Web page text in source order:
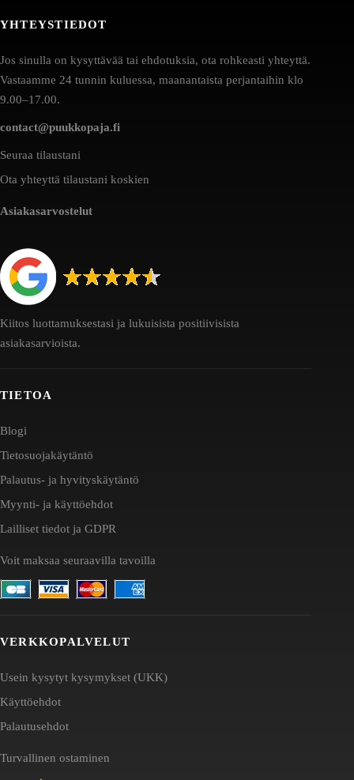
YHTEYSTIEDOT
Jos sinulla on kysyttävää tai ehdotuksia, ota rohkeasti yhteyttä.
Vastaamme 24 tunnin kuluessa, maanantaista perjantaihin klo
9.00–17.00.
contact@puukkopaja.fi
Seuraa tilaustani
Ota yhteyttä tilaustani koskien
Asiakasarvostelut
Kiitos luottamuksestasi ja lukuisista positiivisista
asiakasarvioista.
TIETOA
Blogi
Tietosuojakäytäntö
Palautus- ja hyvityskäytäntö
Myynti- ja käyttöehdot
Lailliset tiedot ja GDPR
Voit maksaa seuraavilla tavoilla
VERKKOPALVELUT
Usein kysytyt kysymykset (UKK)
Käyttöehdot
Palautusehdot
Turvallinen ostaminen